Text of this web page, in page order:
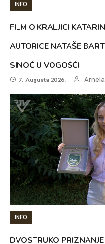
INFO
FILM O KRALJICI
AUTORICE NATAŠE
SINOĆ U VOGOŠĆI
7. Augusta 2026.
INFO
DVOSTRUKO